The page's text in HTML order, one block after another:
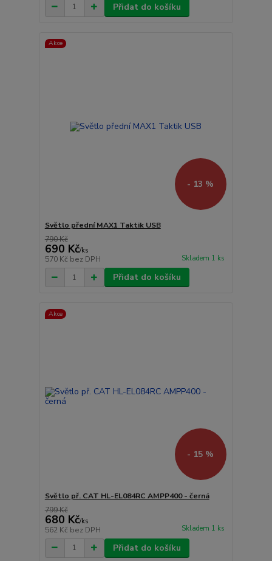
Přidat do košíku
Akce
- 13 %
Světlo přední MAX1 Taktik USB
790 Kč
690 Kč/ks
570 Kč bez DPH Skladem 1 ks
Přidat do košíku
Akce
- 15 %
Světlo př. CAT HL-EL084RC AMPP400 - černá
799 Kč
680 Kč/ks
562 Kč bez DPH Skladem 1 ks
Přidat do košíku